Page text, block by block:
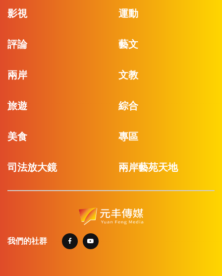
影視 運動
評論 藝文
兩岸 文教
旅遊 綜合
美食 專區
司法放大鏡 兩岸藝苑天地
我們的社群